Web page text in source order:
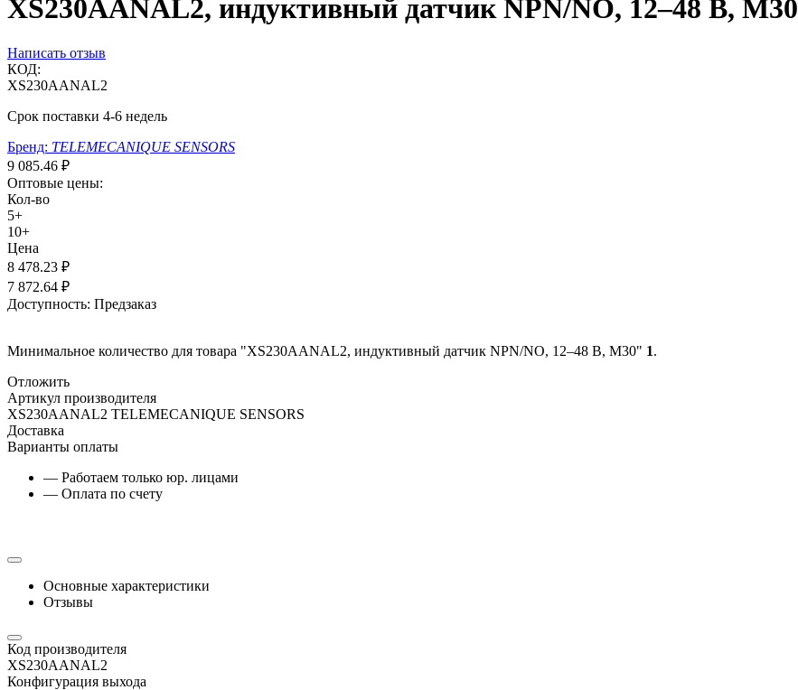
XS230AANAL2, индуктивный датчик NPN/NO, 12–48 В, М30
Написать отзыв
КОД:
XS230AANAL2
Срок поставки 4-6 недель
Бренд: TELEMECANIQUE SENSORS
9 085.46 ₽
Оптовые цены:
Кол-во
5+
10+
Цена
8 478.23 ₽
7 872.64 ₽
Доступность: Предзаказ
Минимальное количество для товара "XS230AANAL2, индуктивный датчик NPN/NO, 12–48 В, М30" 1.
Отложить
Артикул производителя
XS230AANAL2 TELEMECANIQUE SENSORS
Доставка
Варианты оплаты
— Работаем только юр. лицами
— Оплата по счету
Основные характеристики
Отзывы
Код производителя
XS230AANAL2
Конфигурация выхода